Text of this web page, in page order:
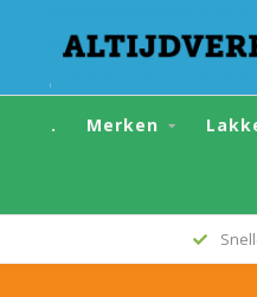
. Merken